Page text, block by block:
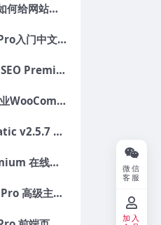
WordPress如何给网站添加自定义鼠标指针
Elementor Pro入门中文教程：设计构建和发布网站
[汉化] Yoast SEO Premium 搜索引擎SEO优化插件+全套扩展附件
Yobazar - 专业WooCommerce WordPress主题，助力在线商店
[汉化] Aiomatic v2.5.7 自动AI内容编写器和编辑器GPT-3和GPT-4等AI工具包
[汉化] Chromium 在线汽车配件商店 WooCommerce 主题 v1.3.28
[汉化] Astra Pro 高级主题模块页面扩展插件 v4.11.6
微信
客服
加入